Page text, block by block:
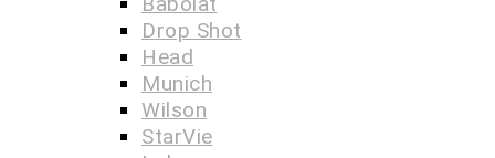
Drop Shot
Head
Munich
Wilson
StarVie